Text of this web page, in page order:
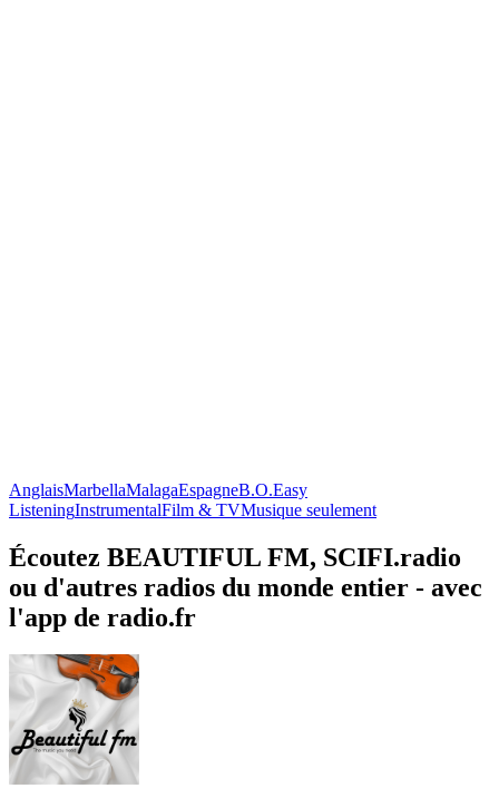
AnglaisMarbellaMalagaEspagneB.O.Easy
ListeningInstrumentalFilm & TVMusique seulement
Écoutez BEAUTIFUL FM, SCIFI.radio
ou d'autres radios du monde entier - avec
l'app de radio.fr